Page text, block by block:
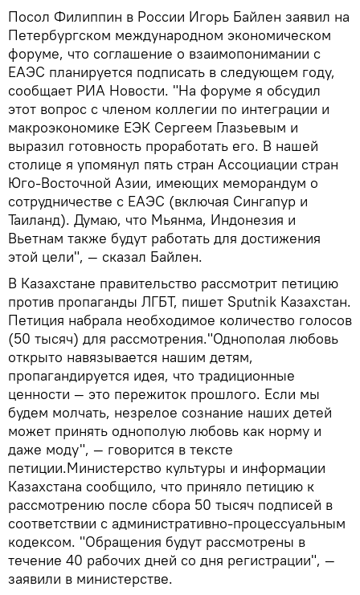
Посол Филиппин в России Игорь Байлен заявил на
Петербургском международном экономическом
форуме, что соглашение о взаимопонимании с
ЕАЭС планируется подписать в следующем году,
сообщает РИА Новости. "На форуме я обсудил
этот вопрос с членом коллегии по интеграции и
макроэкономике ЕЭК Сергеем Глазьевым и
выразил готовность проработать его. В нашей
столице я упомянул пять стран Ассоциации стран
Юго-Восточной Азии, имеющих меморандум о
сотрудничестве с ЕАЭС (включая Сингапур и
Таиланд). Думаю, что Мьянма, Индонезия и
Вьетнам также будут работать для достижения
этой цели", — сказал Байлен.
В Казахстане правительство рассмотрит петицию
против пропаганды ЛГБТ, пишет Sputnik Казахстан.
Петиция набрала необходимое количество голосов
(50 тысяч) для рассмотрения."Однополая любовь
открыто навязывается нашим детям,
пропагандируется идея, что традиционные
ценности — это пережиток прошлого. Если мы
будем молчать, незрелое сознание наших детей
может принять однополую любовь как норму и
даже моду", — говорится в тексте
петиции.Министерство культуры и информации
Казахстана сообщило, что приняло петицию к
рассмотрению после сбора 50 тысяч подписей в
соответствии с административно-процессуальным
кодексом. "Обращения будут рассмотрены в
течение 40 рабочих дней со дня регистрации", —
заявили в министерстве.